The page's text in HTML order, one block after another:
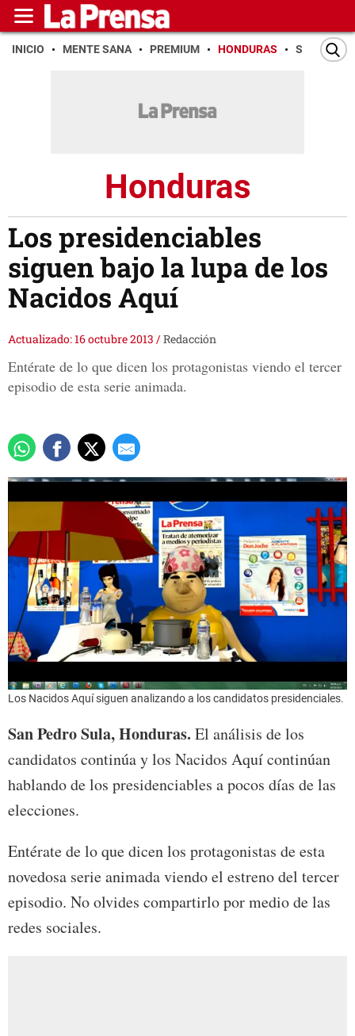
INICIO MENTE SANA PREMIUM HONDURAS SAN PEDRO
Honduras
Los presidenciables
siguen bajo la lupa de los
Nacidos Aquí
Actualizado: 16 octubre 2013 /Redacción
Entérate de lo que dicen los protagonistas viendo el tercer
episodio de esta serie animada.
Los Nacidos Aquí siguen analizando a los candidatos presidenciales.
San Pedro Sula, Honduras. El análisis de los
candidatos continúa y los Nacidos Aquí continúan
hablando de los presidenciables a pocos días de las
elecciones.
Entérate de lo que dicen los protagonistas de esta
novedosa serie animada viendo el estreno del tercer
episodio. No olvides compartirlo por medio de las
redes sociales.